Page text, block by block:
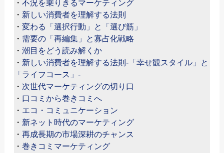
・ 不況を乗りきるマーケティング
・ 新しい消費者を理解する法則
・ 変わる「選択行動」と「選び筋」
・ 需要の「再編集」と寡占化戦略
・ 潮目をどう読み解くか
・ 新しい消費者を理解する法則-「幸せ観スタイル」と
「ライフコース」-
・ 次世代マーケティングの切り口
・ 口コミから巻きコミへ
・ エコ・コミュニケーション
・ 新ネット時代のマーケティング
・ 再成長期の市場深耕のチャンス
・ 巻きコミマーケティング